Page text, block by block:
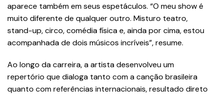
aparece também em seus espetáculos. “O meu show é
muito diferente de qualquer outro. Misturo teatro,
stand-up, circo, comédia física e, ainda por cima, estou
acompanhada de dois músicos incríveis”, resume.
Ao longo da carreira, a artista desenvolveu um
repertório que dialoga tanto com a canção brasileira
quanto com referências internacionais, resultado direto